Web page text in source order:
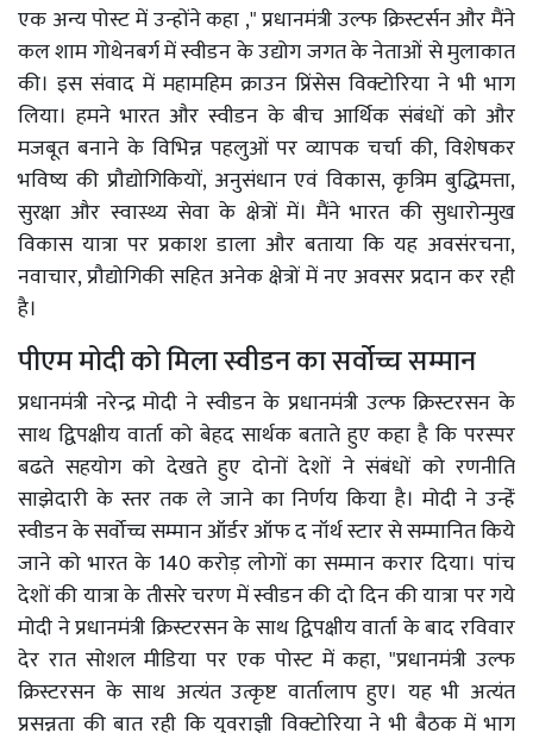
एक अन्य पोस्ट में उन्होंने कहा ," प्रधानमंत्री उल्फ क्रिस्टर्सन और मैंने
कल शाम गोथेनबर्ग में स्वीडन के उद्योग जगत के नेताओं से मुलाकात
की। इस संवाद में महामहिम क्राउन प्रिंसेस विक्टोरिया ने भी भाग
लिया। हमने भारत और स्वीडन के बीच आर्थिक संबंधों को और
मजबूत बनाने के विभिन्न पहलुओं पर व्यापक चर्चा की, विशेषकर
भविष्य की प्रौद्योगिकियों, अनुसंधान एवं विकास, कृत्रिम बुद्धिमत्ता,
सुरक्षा और स्वास्थ्य सेवा के क्षेत्रों में। मैंने भारत की सुधारोन्मुख
विकास यात्रा पर प्रकाश डाला और बताया कि यह अवसंरचना,
नवाचार, प्रौद्योगिकी सहित अनेक क्षेत्रों में नए अवसर प्रदान कर रही
है।
पीएम मोदी को मिला स्वीडन का सर्वोच्च सम्मान
प्रधानमंत्री नरेन्द्र मोदी ने स्वीडन के प्रधानमंत्री उल्फ क्रिस्टरसन के
साथ द्विपक्षीय वार्ता को बेहद सार्थक बताते हुए कहा है कि परस्पर
बढते सहयोग को देखते हुए दोनों देशों ने संबंधों को रणनीति
साझेदारी के स्तर तक ले जाने का निर्णय किया है। मोदी ने उन्हेंं
स्वीडन के सर्वोच्च सम्मान ऑर्डर ऑफ द नॉर्थ स्टार से सम्मानित किये
जाने को भारत के 140 करोड़ लोगों का सम्मान करार दिया। पांच
देशों की यात्रा के तीसरे चरण में स्वीडन की दो दिन की यात्रा पर गये
मोदी ने प्रधानमंत्री क्रिस्टरसन के साथ द्विपक्षीय वार्ता के बाद रविवार
देर रात सोशल मीडिया पर एक पोस्ट में कहा, "प्रधानमंत्री उल्फ
क्रिस्टरसन के साथ अत्यंत उत्कृष्ट वार्तालाप हुए। यह भी अत्यंत
प्रसन्नता की बात रही कि युवराज्ञी विक्टोरिया ने भी बैठक में भाग